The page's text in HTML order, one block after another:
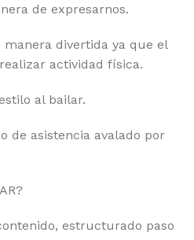
de expresarnos.
divertida ya que el
actividad física.
al bailar.
de asistencia avalado por
estructurado paso